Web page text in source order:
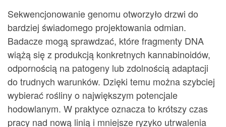
Sekwencjonowanie genomu otworzyło drzwi do
bardziej świadomego projektowania odmian.
Badacze mogą sprawdzać, które fragmenty DNA
wiążą się z produkcją konkretnych kannabinoidów,
odpornością na patogeny lub zdolnością adaptacji
do trudnych warunków. Dzięki temu można szybciej
wybierać rośliny o największym potencjale
hodowlanym. W praktyce oznacza to krótszy czas
pracy nad nową linią i mniejsze ryzyko utrwalenia